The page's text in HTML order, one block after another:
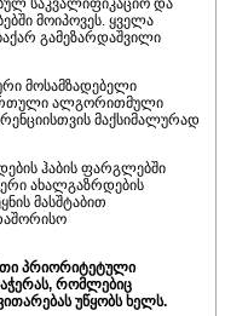
საკვალიფიკაციო და
მოიპოვეს. ყველა
გამეზარდაშვილი
მოსამზადებელი
რთული ალგორითმული
მაქსიმალურად
ჰაბის ფარგლებში
ახალგაზრდების
მასშტაბით
პრიორიტეტული
რომლებიც
უწყობს ხელს.